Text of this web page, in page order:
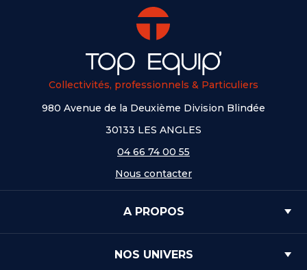
Collectivités, professionnels & Particuliers
980 Avenue de la Deuxième Division Blindée
30133 LES ANGLES
04 66 74 00 55
Nous contacter
A PROPOS
NOS UNIVERS